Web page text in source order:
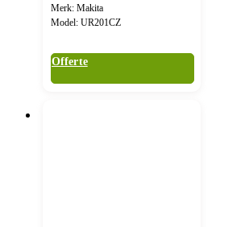
Merk: Makita
Model: UR201CZ
Offerte